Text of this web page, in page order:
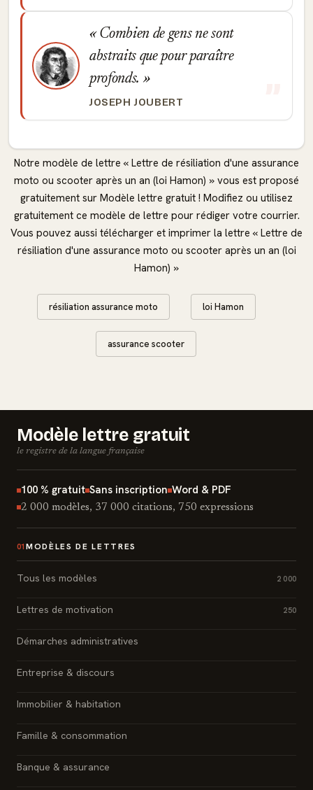
Combien de gens ne sont
abstraits que pour paraître
profonds.
JOSEPH JOUBERT
Notre modèle de lettre « Lettre de résiliation d'une assurance
moto ou scooter après un an (loi Hamon) » vous est proposé
gratuitement sur Modèle lettre gratuit ! Modifiez ou utilisez
gratuitement ce modèle de lettre pour rédiger votre courrier.
Vous pouvez aussi télécharger et imprimer la lettre « Lettre de
résiliation d'une assurance moto ou scooter après un an (loi
Hamon) »
résiliation assurance moto loi Hamon
assurance scooter
Modèle lettre gratuit
le registre de la langue française
100 % gratuit Sans inscription Word & PDF
2 000 modèles, 37 000 citations, 750 expressions
01 MODÈLES DE LETTRES
Tous les modèles 2 000
Lettres de motivation 250
Démarches administratives
Entreprise & discours
Immobilier & habitation
Famille & consommation
Banque & assurance